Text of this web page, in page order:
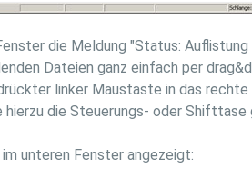
die Meldung "Status:
Dateien ganz einfach per
linker Maustaste in das
hierzu die Steuerungs- oder Shifttase
unteren Fenster angezeigt: